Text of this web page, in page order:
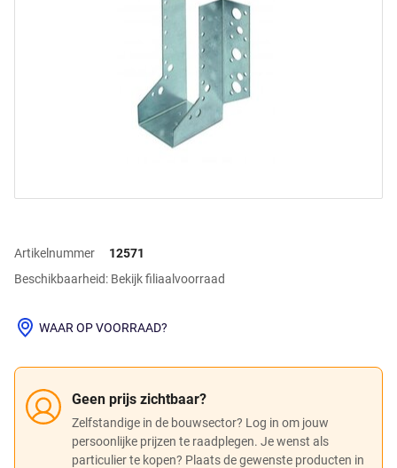
Artikelnummer
12571
Beschikbaarheid: Bekijk filiaalvoorraad
Geen prijs zichtbaar?
Zelfstandige in de bouwsector? Log in om jouw
persoonlijke prijzen te raadplegen. Je wenst als
particulier te kopen? Plaats de gewenste producten in
WAAR OP VOORRAAD?